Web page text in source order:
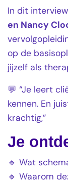
In dit
en Nancy
op de
jijzelf als
💬 “Je leert
kennen. En
krachtig,”
Je
🔹 Wat
🔹 Waarom